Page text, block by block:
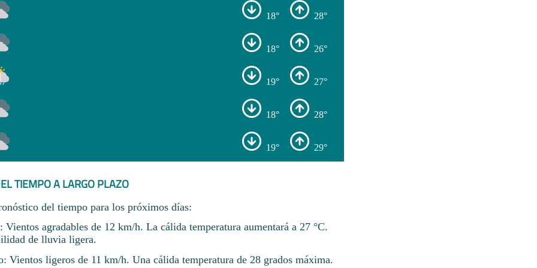
18° 28°
18° 26°
19° 27°
18° 28°
19° 29°
TIEMPO A LARGO PLAZO
del tiempo para los próximos días:
agradables de 12 km/h. La cálida temperatura aumentará a 27 °C.
de lluvia ligera.
Vientos ligeros de 11 km/h. Una cálida temperatura de 28 grados máxima.